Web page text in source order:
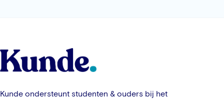
Kunde ondersteunt studenten & ouders bij het